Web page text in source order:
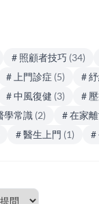
# 照顧者技巧 (34)
# 上門診症 (5) #
# 中風復健 (3) #
學常識 (2) # 在家
# 醫生上門 (1) #